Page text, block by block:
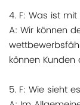
4. F: Was ist
A: Wir können
können
5. F: Wie sieht